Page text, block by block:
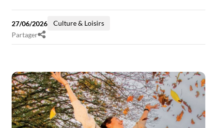
27/06/2026
Culture & Loisirs
Partager